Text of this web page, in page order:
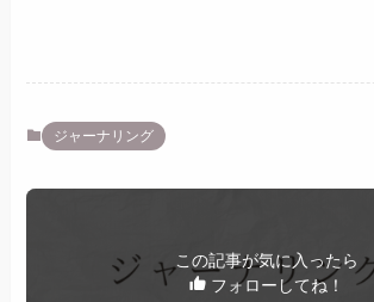
ジャーナリング
この記事が気に入ったら
フォローしてね！